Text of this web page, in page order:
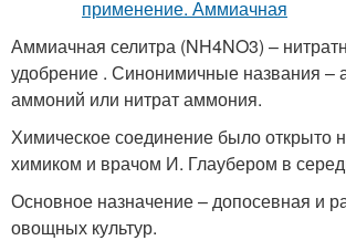
Аммиачная селитра (NH4NO3) –
удобрение . Синонимичные названия –
аммоний или нитрат аммония.
Химическое соединение было открыто
химиком и врачом И. Глаубером в
Основное назначение – допосевная и
овощных культур.